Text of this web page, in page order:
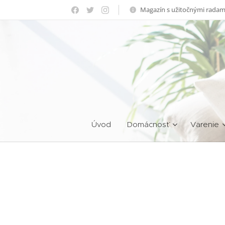
Magazín s užitočnými
Úvod Domácnosť Varenie